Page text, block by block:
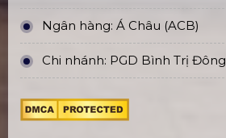
Ngân hàng: Á Châu (ACB)
Chi nhánh: PGD Bình Trị Đông